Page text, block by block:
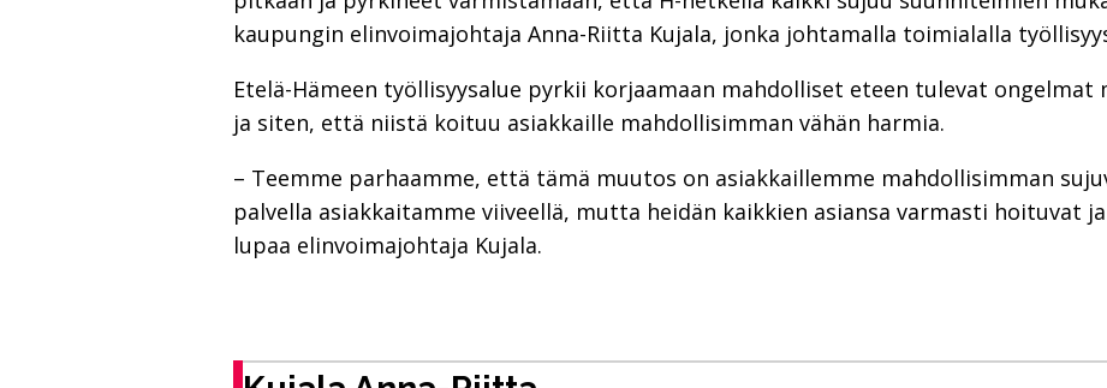
kaupungin elinvoimajohtaja Anna-Riitta Kujala, jonka johtamalla toimialalla
Etelä-Hämeen työllisyysalue pyrkii korjaamaan mahdolliset eteen tulevat
ja siten, että niistä koituu asiakkaille mahdollisimman vähän harmia.
– Teemme parhaamme, että tämä muutos on asiakkaillemme mahdollisimman
palvella asiakkaitamme viiveellä, mutta heidän kaikkien asiansa varmasti hoituvat
lupaa elinvoimajohtaja Kujala.